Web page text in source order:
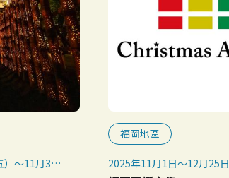
）～11月3日
福岡地區
2025年11月1日〜12月25日